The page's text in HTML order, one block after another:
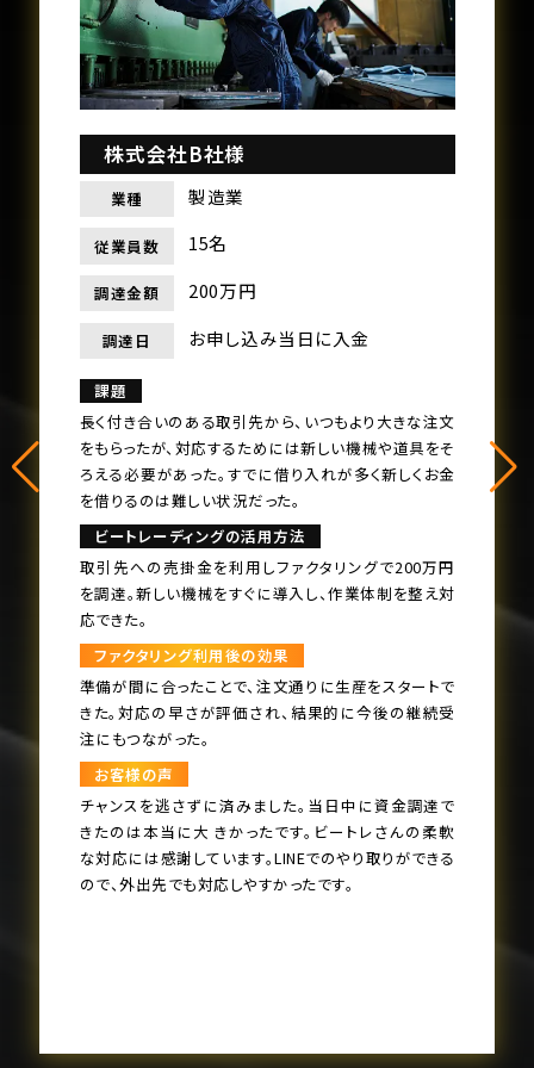
株式会社B社様
業種 製造業
従業員数 15名
調達金額 200万円
調達日 お申し込み当日に入金
課題
⻑く付き合いのある取引先から、いつもより⼤きな注⽂
をもらったが、対応するためには新しい機械や道具をそ
ろえる必要があった。すでに借り⼊れが多く新しくお⾦
を借りるのは難しい状況だった。
ビートレーディングの活⽤⽅法
取引先への売掛⾦を利⽤しファクタリングで200万円
を調達。新しい機械をすぐに導⼊し、作業体制を整え対
応できた。
ファクタリング利⽤後の効果
準備が間に合ったことで、注⽂通りに⽣産をスタートで
きた。対応の早さが評価され、結果的に今後の継続受
注にもつながった。
お客様の声
チャンスを逃さずに済みました。当⽇中に資⾦調達で
きたのは本当に⼤ きかったです。ビートレさんの柔軟
な対応には感謝しています。LINEでのやり取りができる
ので、外出先でも対応しやすかったです。